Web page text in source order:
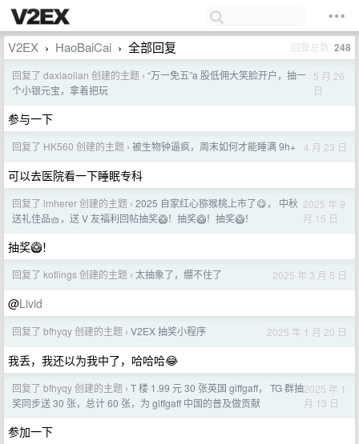
V2EX › HaoBaiCai › 全部回复 回复总数 248
回复了 daxiaolian 创建的主题 › “万一免五”a 股低佣大笑脸开户，抽一
个小银元宝，拿着把玩
5 月 26
日
参与一下
回复了 HK560 创建的主题 › 被生物钟逼疯，周末如何才能睡满 9h+ 4 月 23 日
可以去医院看一下睡眠专科
回复了 imherer 创建的主题 › 2025 自家红心猕猴桃上市了😋， 中秋
送礼佳品🧺，送 V 友福利回帖抽奖🥝！抽奖🥝！抽奖🥝！
2025 年 9
月 15 日
抽奖🥝！
回复了 kotlings 创建的主题 › 太抽象了，绷不住了 2025 年 3 月 5 日
@Livid
回复了 bfhyqy 创建的主题 › V2EX 抽奖小程序 2025 年 1 月 20 日
我丢，我还以为我中了，哈哈哈😂
回复了 bfhyqy 创建的主题 › T 楼 1.99 元 30 张英国 giffgaff， TG 群抽
奖同步送 30 张，总计 60 张，为 giffgaff 中国的普及做贡献
2025 年 1
月 13 日
参加一下